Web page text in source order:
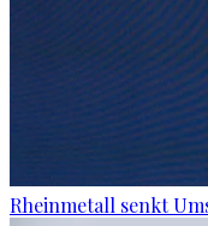
Rheinmetall senkt